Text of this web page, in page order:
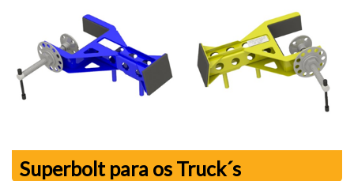
Superbolt para os Truck´s